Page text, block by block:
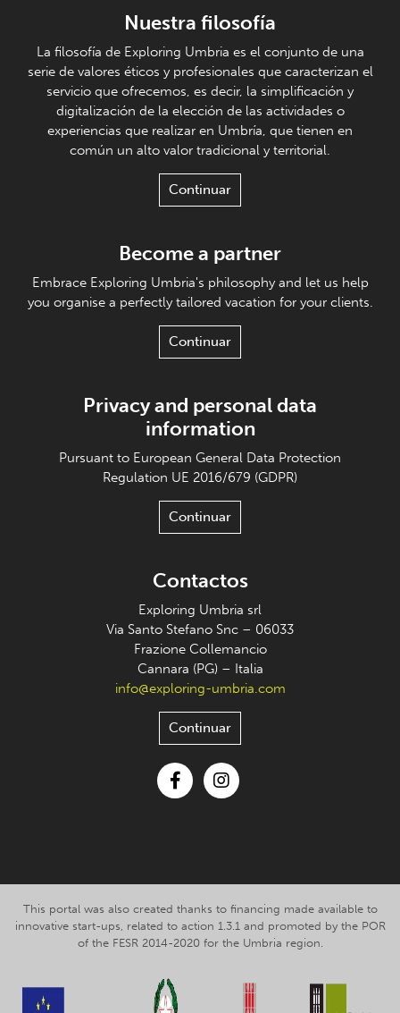
Nuestra filosofía
La filosofía de Exploring Umbria es el conjunto de una
serie de valores éticos y profesionales que caracterizan el
servicio que ofrecemos, es decir, la simplificación y
digitalización de la elección de las actividades o
experiencias que realizar en Umbría, que tienen en
común un alto valor tradicional y territorial.
Continuar
Become a partner
Embrace Exploring Umbria's philosophy and let us help
you organise a perfectly tailored vacation for your clients.
Continuar
Privacy and personal data
information
Pursuant to European General Data Protection
Regulation UE 2016/679 (GDPR)
Continuar
Contactos
Exploring Umbria srl
Via Santo Stefano Snc – 06033
Frazione Collemancio
Cannara (PG) – Italia
info@exploring-umbria.com
Continuar
This portal was also created thanks to financing made available to
innovative start-ups, related to action 1.3.1 and promoted by the POR
of the FESR 2014-2020 for the Umbria region.